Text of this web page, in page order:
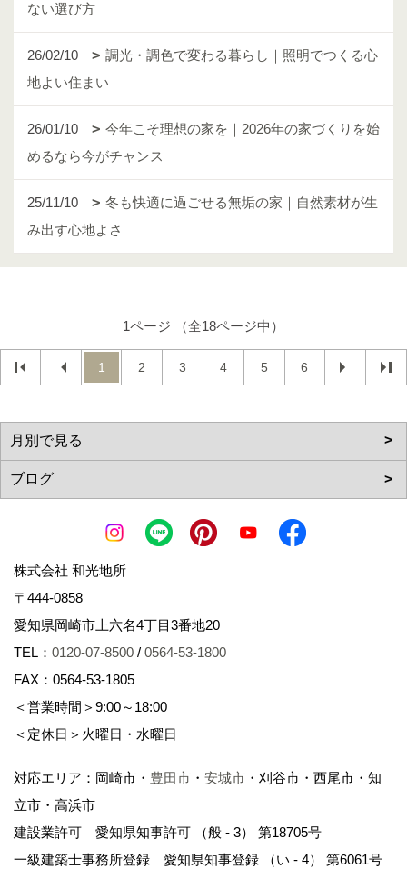
ない選び方
26/02/10
調光・調色で変わる暮らし｜照明でつくる心
地よい住まい
26/01/10
今年こそ理想の家を｜2026年の家づくりを始
めるなら今がチャンス
25/11/10
冬も快適に過ごせる無垢の家｜自然素材が生
み出す心地よさ
1ページ （全18ページ中）
1 2 3 4 5 6
株式会社 和光地所
〒444-0858
愛知県岡崎市上六名4丁目3番地20
TEL： 0120-07-8500 / 0564-53-1800
FAX：0564-53-1805
＜営業時間＞9:00～18:00
＜定休日＞火曜日・水曜日
対応エリア：岡崎市・ 豊田市 ・ 安城市 ・刈谷市・西尾市・知
立市・高浜市
建設業許可 愛知県知事許可 （般 - 3） 第18705号
一級建築士事務所登録 愛知県知事登録 （い - 4） 第6061号